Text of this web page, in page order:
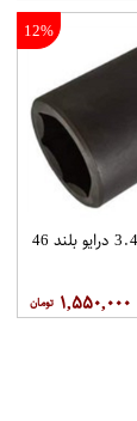
12%
بکس مشکی 3.4 درایو بلند 46
۱,۵۵۰,۰۰۰